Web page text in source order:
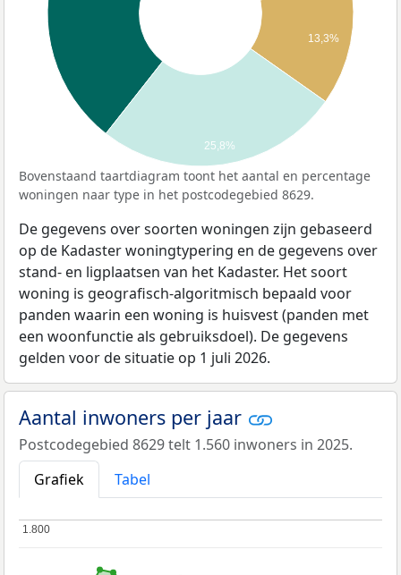
13,3%
25,8%
Bovenstaand taartdiagram toont het aantal en percentage
woningen naar type in het postcodegebied 8629.
De gegevens over soorten woningen zijn gebaseerd
op de Kadaster woningtypering en de gegevens over
stand- en ligplaatsen van het Kadaster. Het soort
woning is geografisch-algoritmisch bepaald voor
panden waarin een woning is huisvest (panden met
een woonfunctie als gebruiksdoel). De gegevens
gelden voor de situatie op 1 juli 2026.
Aantal inwoners per jaar
Postcodegebied 8629 telt 1.560 inwoners in 2025.
Grafiek
Tabel
1.800
1.800